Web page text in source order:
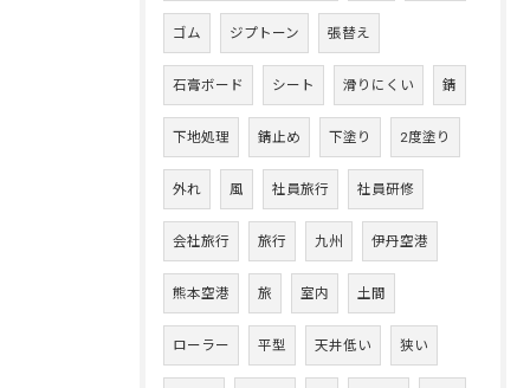
ゴム ジプトーン 張替え
石膏ボード シート 滑りにくい 錆
下地処理 錆止め 下塗り 2度塗り
外れ 風 社員旅行 社員研修
会社旅行 旅行 九州 伊丹空港
熊本空港 旅 室内 土間
ローラー 平型 天井低い 狭い